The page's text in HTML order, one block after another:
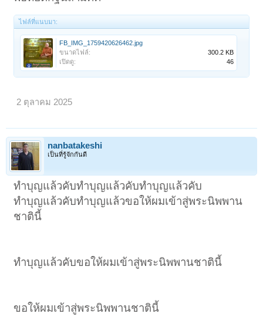
ไฟล์ที่แนบมา:
FB_IMG_1759420626462.jpg
ขนาดไฟล์:
300.2 KB
เปิดดู:
46
2 ตุลาคม 2025
nanbatakeshi
เป็นที่รู้จักกันดี
ทำบุญแล้วคับทำบุญแล้วคับทำบุญแล้วคับ
ทำบุญแล้วคับทำบุญแล้วขอให้ผมเข้าสู่พระนิพพาน
ชาตินี้
ทำบุญแล้วคับขอให้ผมเข้าสู่พระนิพพานชาตินี้
ขอให้ผมเข้าสู่พระนิพพานชาตินี้